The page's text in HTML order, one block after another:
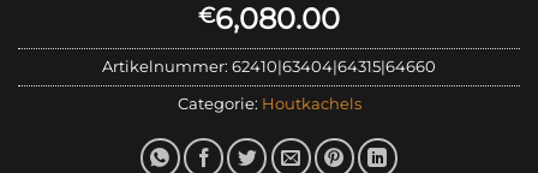
€6,080.00
Artikelnummer: 62410|63404|64315|64660
Categorie: Houtkachels